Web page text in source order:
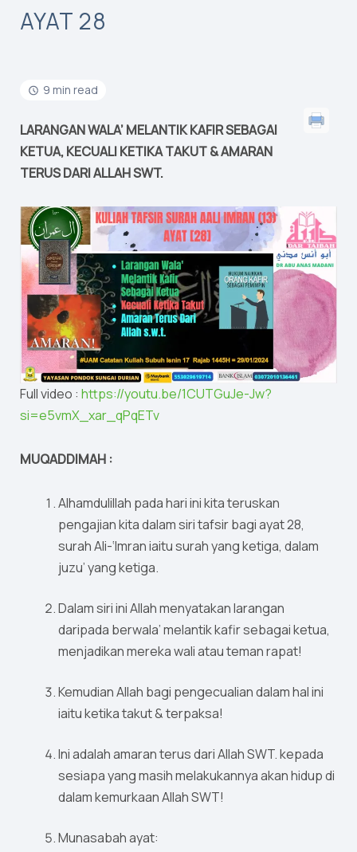
AYAT 28
9 min read
LARANGAN WALA’ MELANTIK KAFIR SEBAGAI
KETUA, KECUALI KETIKA TAKUT & AMARAN
TERUS DARI ALLAH SWT.
Full video : https://youtu.be/1CUTGuJe-Jw?
si=e5vmX_xar_qPqETv
MUQADDIMAH :
Alhamdulillah pada hari ini kita teruskan
pengajian kita dalam siri tafsir bagi ayat 28,
surah Ali-‘Imran iaitu surah yang ketiga, dalam
juzu’ yang ketiga.
Dalam siri ini Allah menyatakan larangan
daripada berwala’ melantik kafir sebagai ketua,
menjadikan mereka wali atau teman rapat!
Kemudian Allah bagi pengecualian dalam hal ini
iaitu ketika takut & terpaksa!
Ini adalah amaran terus dari Allah SWT. kepada
sesiapa yang masih melakukannya akan hidup di
dalam kemurkaan Allah SWT!
Munasabah ayat: